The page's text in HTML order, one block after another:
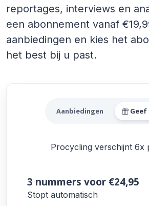
reportages, interviews en
een abonnement vanaf
aanbiedingen en kies het
het best bij u past.
Alle Procycling
Aanbiedingen Geef
Procycling verschijnt 6x
3 nummers voor €24,95
Stopt automatisch